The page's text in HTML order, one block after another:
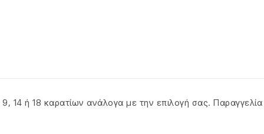
14 ή 18 καρατίων ανάλογα με την επιλογή σας.